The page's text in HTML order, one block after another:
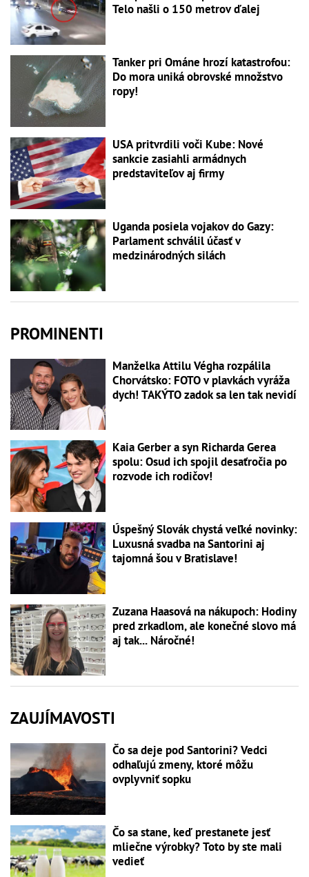
Telo našli o 150 metrov ďalej
Tanker pri Ománe hrozí katastrofou:
Do mora uniká obrovské množstvo
ropy!
USA pritvrdili voči Kube: Nové
sankcie zasiahli armádnych
predstaviteľov aj firmy
Uganda posiela vojakov do Gazy:
Parlament schválil účasť v
medzinárodných silách
PROMINENTI
Manželka Attilu Végha rozpálila
Chorvátsko: FOTO v plavkách vyráža
dych! TAKÝTO zadok sa len tak nevidí
Kaia Gerber a syn Richarda Gerea
spolu: Osud ich spojil desaťročia po
rozvode ich rodičov!
Úspešný Slovák chystá veľké novinky:
Luxusná svadba na Santorini aj
tajomná šou v Bratislave!
Zuzana Haasová na nákupoch: Hodiny
pred zrkadlom, ale konečné slovo má
aj tak... Náročné!
ZAUJÍMAVOSTI
Čo sa deje pod Santorini? Vedci
odhaľujú zmeny, ktoré môžu
ovplyvniť sopku
Čo sa stane, keď prestanete jesť
mliečne výrobky? Toto by ste mali
vedieť